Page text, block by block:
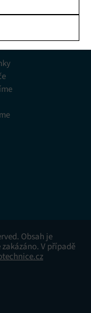
Porozumění
údajů z
Použití
profilů pro
výběru
výběr
údajů k výběru
Obsah je
V případě